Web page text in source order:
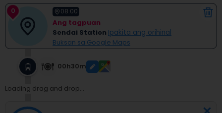
0 08:00
Ang tagpuan
Sendai Station Ipakita ang orihinal
Buksan sa Google Maps
00h30m
Loading drag and drop...